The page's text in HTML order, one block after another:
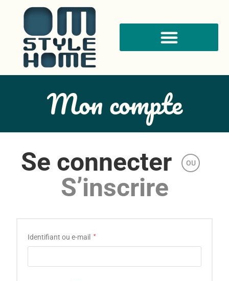
Mon compte
Se connecter OU
S’inscrire
Identifiant ou e-mail *